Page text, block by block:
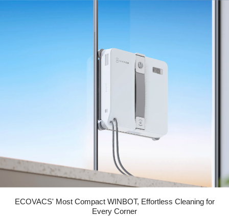
ECOVACS' Most Compact WINBOT, Effortless Cleaning for
Every Corner